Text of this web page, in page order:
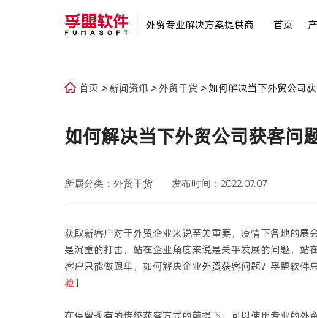
外贸专业解决方案提供商 首页
首页 > 新闻资讯 > 外贸干货 > 如何解决当下外贸公司获
如何解决当下外贸公司获客问
所属分类：外贸干货 发布时间：2022.07.07
获取新客户对于外贸企业来说至关重要，疫情下各地的展
是沉重的打击，站在企业角度来说是关乎发展的问题，站
客户只能做跟单，如何解决企业外贸获客问题？孚盟软件
验】